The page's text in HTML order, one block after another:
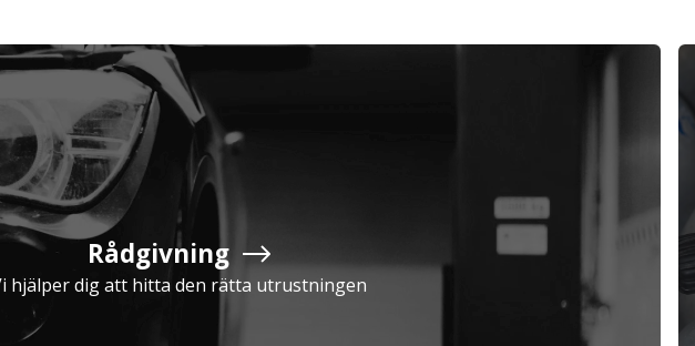
Exkl. moms
Privatperson Inkl. moms
Rådgivning
hjälper dig att hitta den rätta utrustningenVerkstad